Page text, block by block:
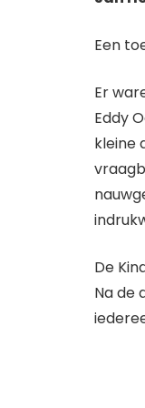
Een
Er
Eddy
kleine
De
Na de